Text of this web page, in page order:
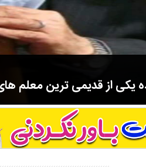
یکی از قدیمی ترین معلم
اورنگ سیاهکل نیز بود و در سال ۱۳۵۸ بازنشست شد.